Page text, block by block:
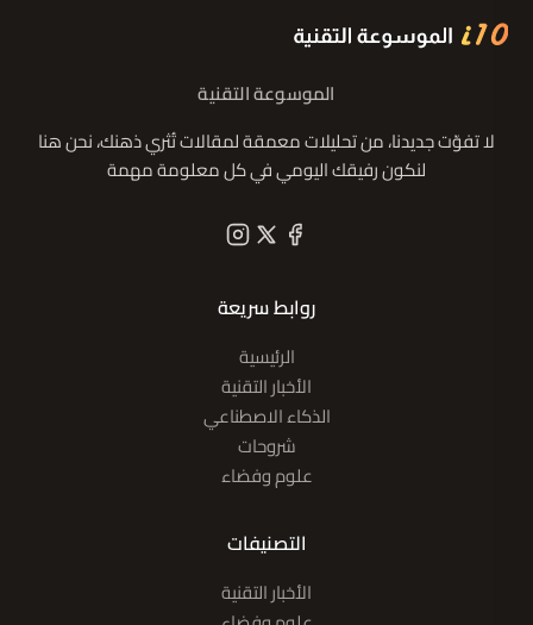
الموسوعة التقنية
لا تفوّت جديدنا، من تحليلات معمقة لمقالات تُثري ذهنك، نحن هنا
لنكون رفيقك اليومي في كل معلومة مهمة
روابط سريعة
الرئيسية
الأخبار التقنية
الذكاء الاصطناعي
شروحات
علوم وفضاء
التصنيفات
الأخبار التقنية